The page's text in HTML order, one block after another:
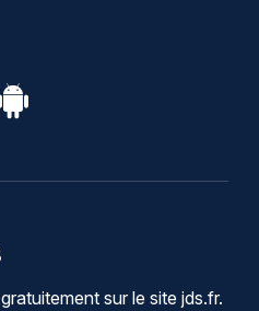
sur le site jds.fr.